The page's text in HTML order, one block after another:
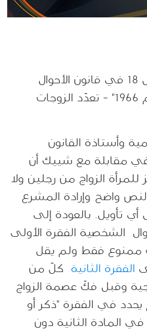
من الفصل 18 في قانون الأحوال
الشخصية التونسية لعام 1966" - تعدّد الزوجات
وأستاذة القانون
مقابلة مع شييك أن
للمرأة الزواج من رجلين ولا
واضح وإرادة المشرع
أي تأويل. بالعودة إلى
الشخصية الفقرة الأولى
ممنوع فقط ولم يقل
الفقرة الثانية
كلّ من
وقبل فكّ عصمة الزواج
في الفقرة "ذكر أو
في المادة الثانية دون